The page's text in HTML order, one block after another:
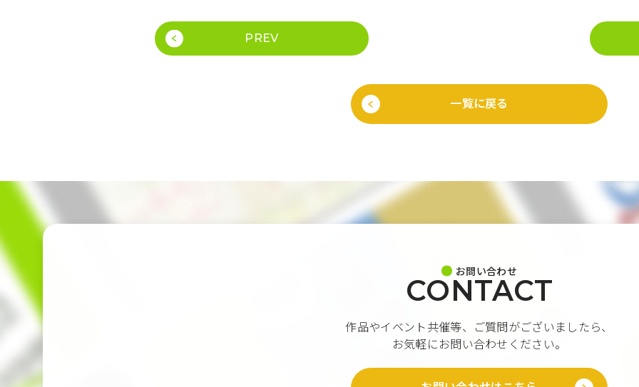
PREV
一覧に戻る
お問い合わせ
CONTACT
作品やイベント共催等、ご質問がございましたら、
お気軽にお問い合わせください。